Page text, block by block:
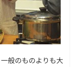
般のものよりも大